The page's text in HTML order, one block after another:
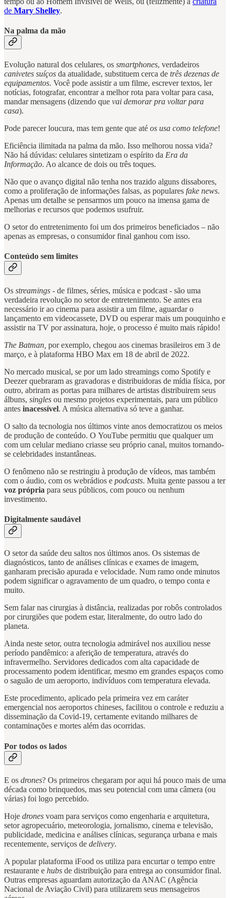
de Mary Shelley.
Na palma da mão
Evolução natural dos celulares, os smartphones, verdadeiros
canivetes suíços da atualidade, substituem cerca de três dezenas de
equipamentos. Você pode assistir a um filme, escrever textos, ler
notícias, fotografar, encontrar a melhor rota para voltar para casa,
mandar mensagens (dizendo que vai demorar pra voltar para
casa).
Pode parecer loucura, mas tem gente que até os usa como telefone!
Eficiência ilimitada na palma da mão. Isso melhorou nossa vida?
Não há dúvidas: celulares sintetizam o espírito da Era da
Informação. Ao alcance de dois ou três toques.
Não que o avanço digital não tenha nos trazido alguns dissabores,
como a proliferação de informações falsas, as populares fake news.
Apenas um detalhe se pensarmos um pouco na imensa gama de
melhorias e recursos que podemos usufruir.
O setor do entretenimento foi um dos primeiros beneficiados – não
apenas as empresas, o consumidor final ganhou com isso.
Conteúdo sem limites
Os streamings - de filmes, séries, música e podcast - são uma
verdadeira revolução no setor de entretenimento. Se antes era
necessário ir ao cinema para assistir a um filme, aguardar o
lançamento em videocassete, DVD ou esperar mais um pouquinho e
assistir na TV por assinatura, hoje, o processo é muito mais rápido!
The Batman, por exemplo, chegou aos cinemas brasileiros em 3 de
março, e à plataforma HBO Max em 18 de abril de 2022.
No mercado musical, se por um lado streamings como Spotify e
Deezer quebraram as gravadoras e distribuidoras de mídia física, por
outro, abriram as portas para milhares de artistas distribuirem seus
álbuns, singles ou mesmo projetos experimentais, para um público
antes inacessível. A música alternativa só teve a ganhar.
O salto da tecnologia nos últimos vinte anos democratizou os meios
de produção de conteúdo. O YouTube permitiu que qualquer um
com um celular mediano criasse seu próprio canal, muitos tornando-
se celebridades instantâneas.
O fenômeno não se restringiu à produção de vídeos, mas também
com o áudio, com os webrádios e podcasts. Muita gente passou a ter
voz própria para seus públicos, com pouco ou nenhum
investimento.
Digitalmente saudável
O setor da saúde deu saltos nos últimos anos. Os sistemas de
diagnósticos, tanto de análises clínicas e exames de imagem,
ganharam precisão apurada e velocidade. Num ramo onde minutos
podem significar o agravamento de um quadro, o tempo conta e
muito.
Sem falar nas cirurgias à distância, realizadas por robôs controlados
por cirurgiões que podem estar, literalmente, do outro lado do
planeta.
Ainda neste setor, outra tecnologia admirável nos auxiliou nesse
período pandêmico: a aferição de temperatura, através do
infravermelho. Servidores dedicados com alta capacidade de
processamento podem identificar, mesmo em grandes espaços como
o saguão de um aeroporto, indivíduos com temperatura elevada.
Este procedimento, aplicado pela primeira vez em caráter
emergencial nos aeroportos chineses, facilitou o controle e reduziu a
disseminação da Covid-19, certamente evitando milhares de
contaminações e mortes além das ocorridas.
Por todos os lados
E os drones? Os primeiros chegaram por aqui há pouco mais de uma
década como brinquedos, mas seu potencial com uma câmera (ou
várias) foi logo percebido.
Hoje drones voam para serviços como engenharia e arquitetura,
setor agropecuário, meteorologia, jornalismo, cinema e televisão,
publicidade, medicina e análises clínicas, segurança urbana e mais
recentemente, serviços de delivery.
A popular plataforma iFood os utiliza para encurtar o tempo entre
restaurante e hubs de distribuição para entrega ao consumidor final.
Outras empresas aguardam autorização da ANAC (Agência
Nacional de Aviação Civil) para utilizarem seus mensageiros